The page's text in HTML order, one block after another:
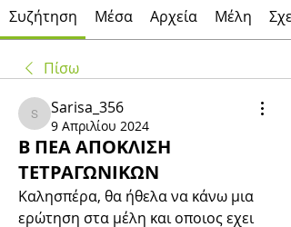
Συζήτηση Μέσα Αρχεία Μέλη
Πίσω
Sarisa_356
Sarisa_356
9 Απριλίου 2024
B ΠΕΑ ΑΠΟΚΛΙΣΗ
ΤΕΤΡΑΓΩΝΙΚΩΝ
Καλησπέρα, θα ήθελα να κάνω μια
ερώτηση στα μέλη και οποιος εχει